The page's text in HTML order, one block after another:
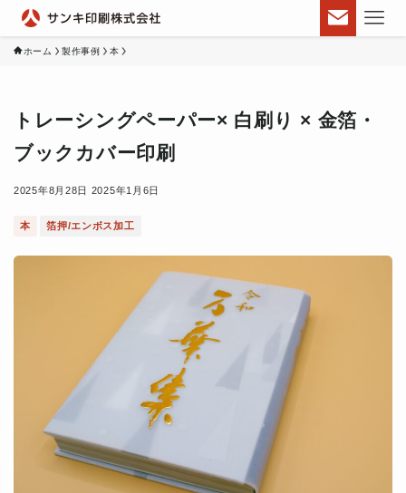
ホーム 製作事例 本
トレーシングペーパー× 白刷り × 金箔・
ブックカバー印刷
2025年8月28日 2025年1月6日
本 箔押/エンボス加工